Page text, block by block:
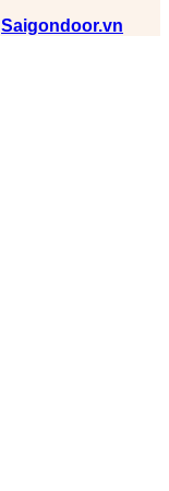
Saigondoor.vn